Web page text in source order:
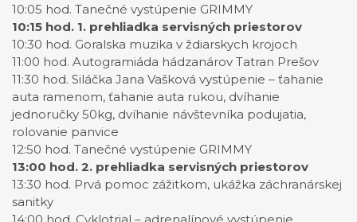
10:05 hod. Tanečné vystúpenie GRIMMY
10:15 hod. 1. prehliadka servisných priestorov
10:30 hod. Goralska muzika v ždiarskych krojoch
11:00 hod. Autogramiáda hádzanárov Tatran Prešov
11:30 hod. Siláčka Jana Vašková vystúpenie – ťahanie
auta ramenom, ťahanie auta rukou, dvíhanie
jednoručky 50kg, dvíhanie návštevníka podujatia,
rolovanie panvice
12:50 hod. Tanečné vystúpenie GRIMMY
13:00 hod. 2. prehliadka servisných priestorov
13:30 hod. Prvá pomoc zážitkom, ukážka záchranárskej
sanitky